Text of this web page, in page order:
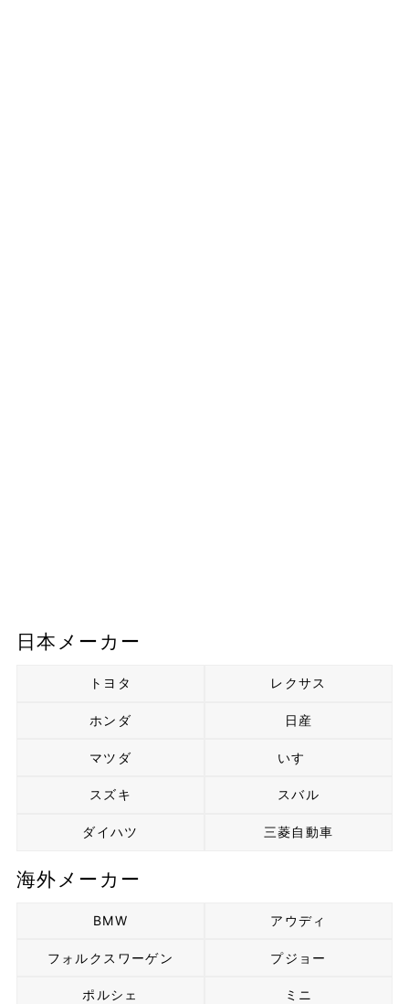
日本メーカー
トヨタ レクサス
ホンダ 日産
マツダ いすゞ
スズキ スバル
ダイハツ 三菱自動車
海外メーカー
BMW アウディ
フォルクスワーゲン プジョー
ポルシェ ミニ